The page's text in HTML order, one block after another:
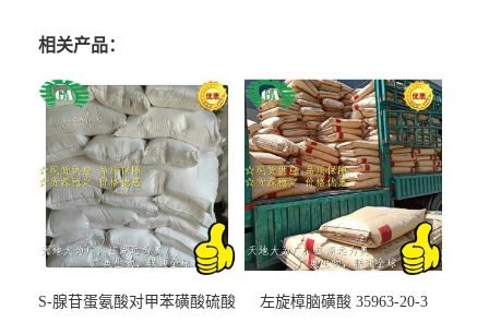
相关产品：
S-腺苷蛋氨酸对甲苯磺酸硫酸
左旋樟脑磺酸 35963-20-3